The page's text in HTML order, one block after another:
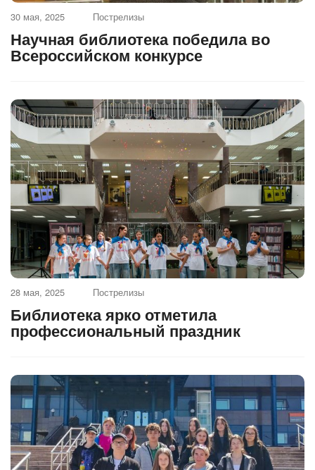
30 мая, 2025 Пострелизы
Научная библиотека победила во
Всероссийском конкурсе
28 мая, 2025 Пострелизы
Библиотека ярко отметила
профессиональный праздник